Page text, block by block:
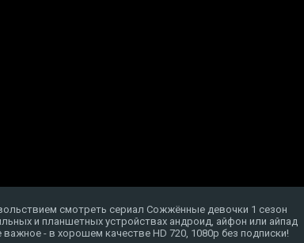
смотреть сериал Сожжённые девочки 1 сезон
и планшетных устройствах андроид, айфон или айпад
важное - в хорошем качестве HD 720, 1080p без подписки!